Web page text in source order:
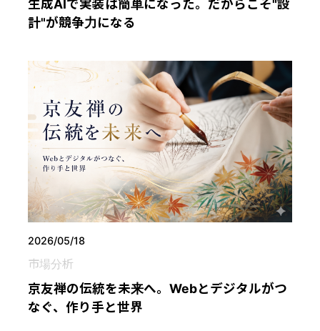
生成AIで実装は簡単になった。だからこそ"設
計"が競争力になる
2026/05/18
市場分析
京友禅の伝統を未来へ。Webとデジタルがつ
なぐ、作り手と世界